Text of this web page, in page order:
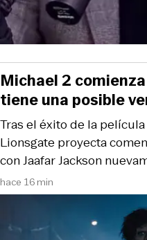
hace 16 min
Tras el éxito de la
Lionsgate proyecta
con Jaafar Jackson
Michael 2
tiene una posible